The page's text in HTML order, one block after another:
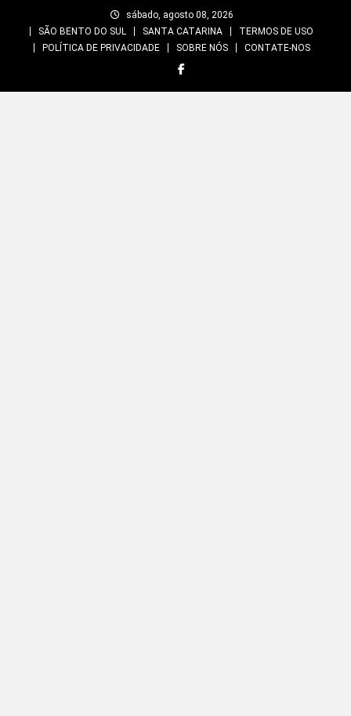
sábado, agosto 08, 2026
SÃO BENTO DO SUL
SANTA CATARINA
TERMOS DE USO
POLÍTICA DE PRIVACIDADE
SOBRE NÓS CONTATE-NOS